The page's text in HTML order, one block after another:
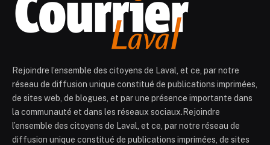
Rejoindre l’ensemble des citoyens de Laval, et ce, par notre
réseau de diffusion unique constitué de publications imprimées,
de sites web, de blogues, et par une présence importante dans
la communauté et dans les réseaux sociaux.Rejoindre
l’ensemble des citoyens de Laval, et ce, par notre réseau de
diffusion unique constitué de publications imprimées, de sites